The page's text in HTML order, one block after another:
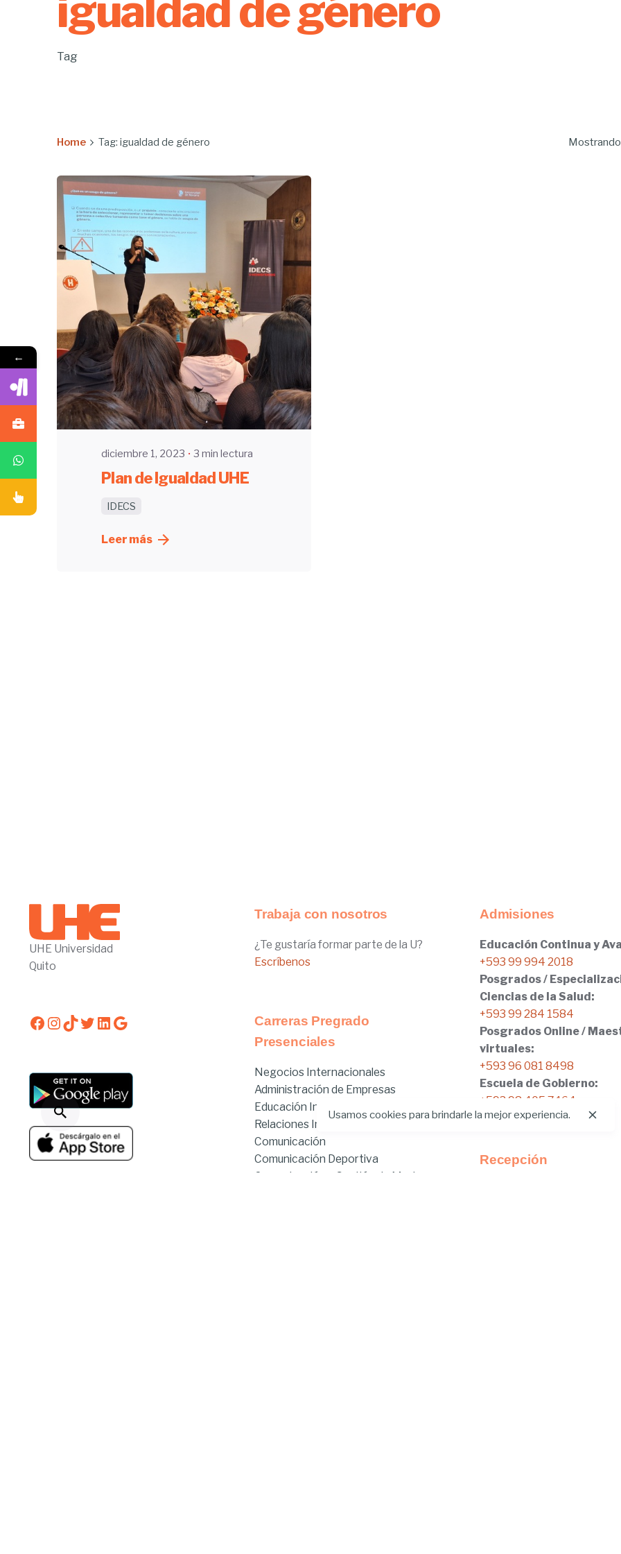
Tag
Home Tag: igualdad de género
Enviado por
UHE
diciembre 1, 2023 3 min lectura
Plan de Igualdad UHE
IDECS
Leer más
UHE Universidad
Quito
Facebook
Instagram
TikTok
Twitter
LinkedIn
Google
Trabaja con nosotros
¿Te gustaría formar parte de la U?
Escríbenos
Carreras Pregrado
Presenciales
Negocios Internacionales
Administración de Empresas
Educación Inicial
Relaciones Internacionales
Comunicación
Comunicación Deportiva
Comunicación y Gestión de Moda
Admisiones
Educación Continua y
+593 99 994 2018
Posgrados /
Ciencias de la Salud:
+593 99 284 1584
Posgrados Online /
virtuales:
+593 96 081 8498
Escuela de Gobierno:
+593 98 405 7464
Recepción
Usamos cookies para brindarle la mejor experiencia.
←